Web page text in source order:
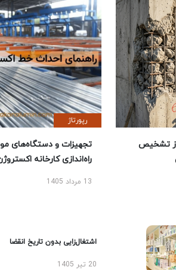
تشخیص
رپورتاژ
تجهیزات و دستگاه‌های
راه‌اندازی کارخانه
13 مرداد 1405
اشتغال‌زایی بدون تاریخ انقضا
20 تیر 1405